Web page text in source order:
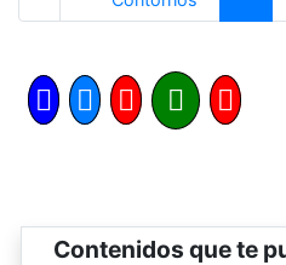
Contenidos que te